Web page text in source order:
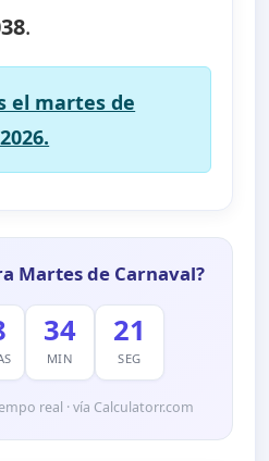
.
el martes de
Martes de Carnaval?
34
MIN
20
SEG
real · vía Calculatorr.com